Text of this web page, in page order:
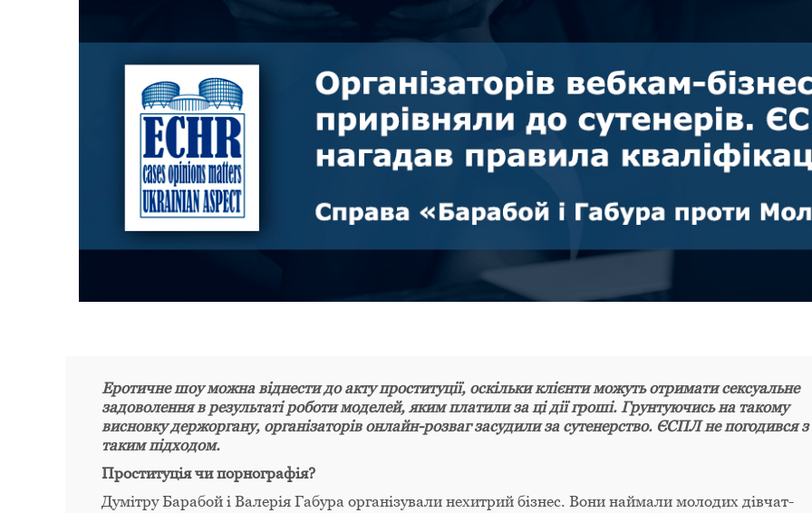
Еротичне шоу можна віднести до акту проституції, оскільки клієнти можуть отримати сексуальне
задоволення в результаті роботи моделей, яким платили за ці дії гроші. Грунтуючись на такому
висновку держоргану, організаторів онлайн-розваг засудили за сутенерство. ЄСПЛ не погодився з
таким підходом.
Проституція чи порнографія?
Думітру Барабой і Валерія Габура організували нехитрий бізнес. Вони наймали молодих дівчат-